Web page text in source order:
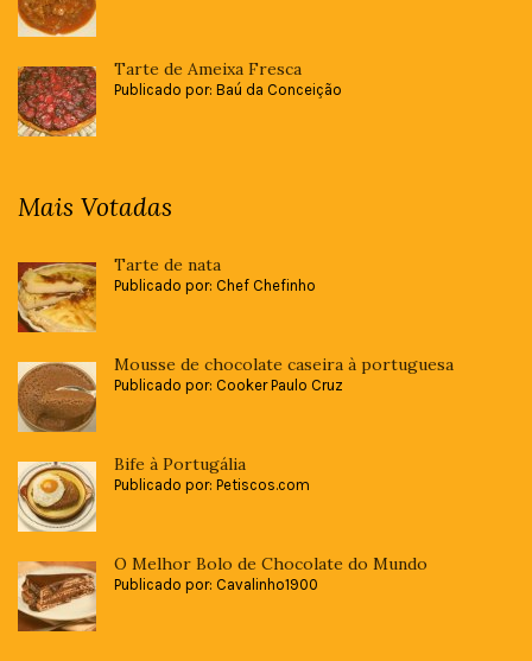
Tarte de Ameixa Fresca
Publicado por: Baú da Conceição
Mais Votadas
Tarte de nata
Publicado por: Chef Chefinho
Mousse de chocolate caseira à portuguesa
Publicado por: Cooker Paulo Cruz
Bife à Portugália
Publicado por: Petiscos.com
O Melhor Bolo de Chocolate do Mundo
Publicado por: Cavalinho1900